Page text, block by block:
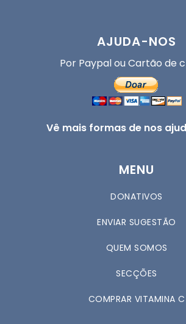
AJUDA-NOS
Por Paypal ou Cartão de
Vê mais formas de nos
MENU
DONATIVOS
ENVIAR SUGESTÃO
QUEM SOMOS
SECÇÕES
COMPRAR VITAMINA C